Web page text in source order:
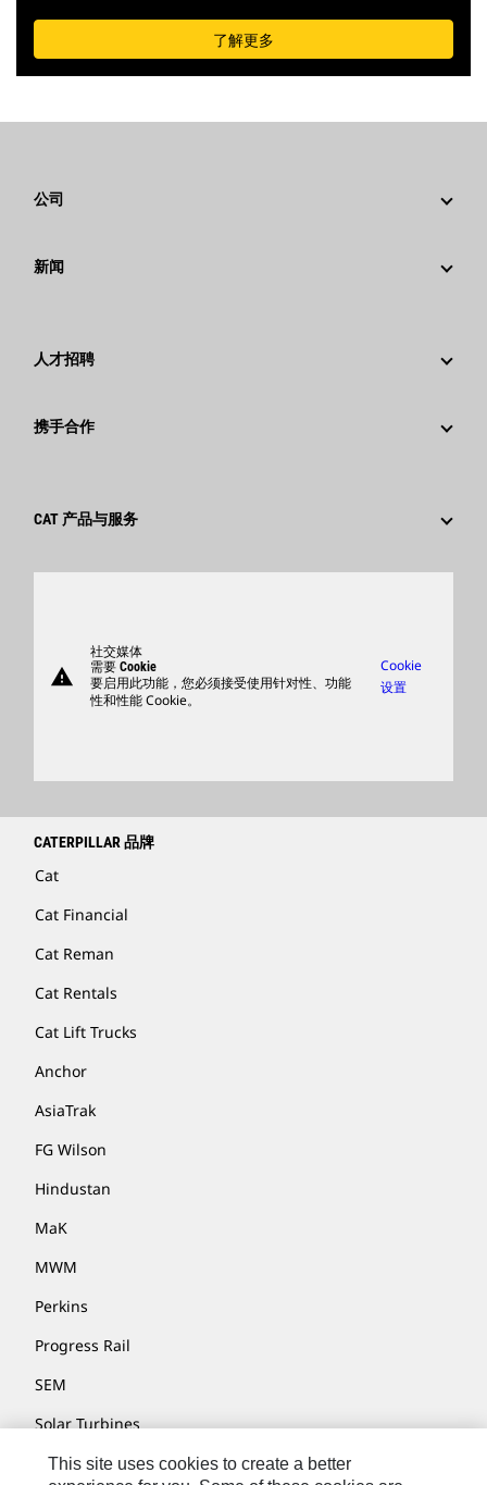
了解更多
公司
公司治理
卡特彼勒 基金会
可持续发展
全球网点
新闻
社交媒体
人才招聘
职业领域
搜索和申请
携手合作
供应商
CAT 产品与服务
商品warning
社交媒体
需要 Cookie
要启用此功能，您必须接受使用针对性、功能
性和性能 Cookie。
Cookie
设置
CATERPILLAR 品牌
Cat
Cat Financial
Cat Reman
Cat Rentals
Cat Lift Trucks
Anchor
AsiaTrak
FG Wilson
Hindustan
MaK
MWM
Perkins
Progress Rail
SEM
Solar Turbines
SPM Oil & Gas
This site uses cookies to create a better